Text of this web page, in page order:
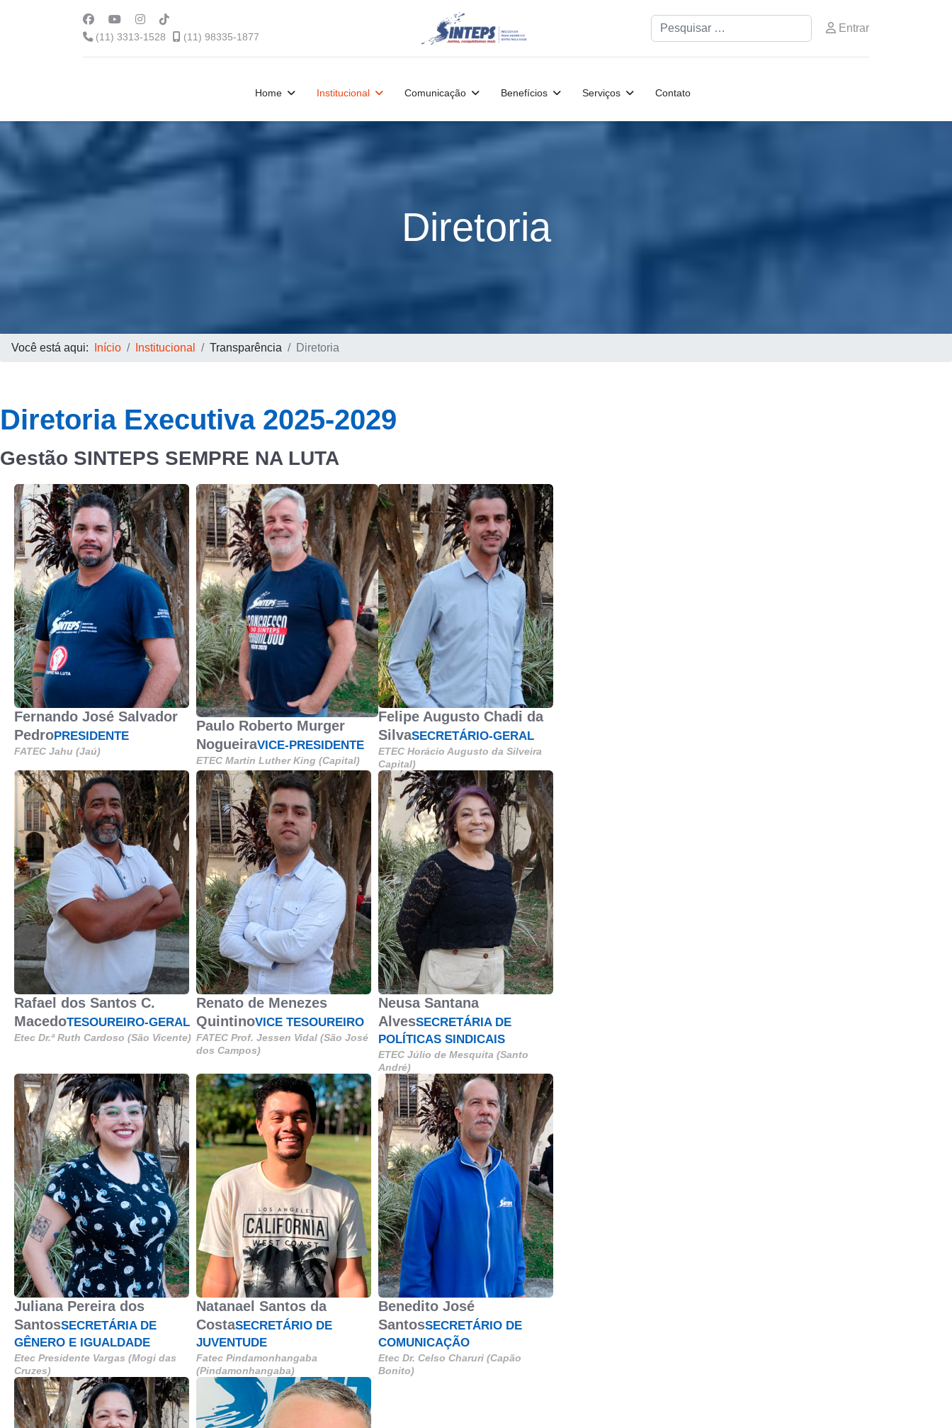
(11) 3313-1528 (11) 98335-1877
Pesquisar Entrar
Home Institucional Comunicação Benefícios Serviços Contato
Diretoria
Você está aqui: Início Institucional Transparência Diretoria
Diretoria Executiva 2025-2029
Gestão SINTEPS SEMPRE NA LUTA
Fernando José Salvador
PedroPRESIDENTE
FATEC Jahu (Jaú)
Paulo Roberto Murger
NogueiraVICE-PRESIDENTE
ETEC Martin Luther King (Capital)
Felipe Augusto Chadi da
SilvaSECRETÁRIO-GERAL
ETEC Horácio Augusto da Silveira
Capital)
Rafael dos Santos C.
MacedoTESOUREIRO-GERAL
Etec Dr.ª Ruth Cardoso (São Vicente)
Renato de Menezes
QuintinoVICE TESOUREIRO
FATEC Prof. Jessen Vidal (São José
dos Campos)
Neusa Santana
AlvesSECRETÁRIA DE
POLÍTICAS SINDICAIS
ETEC Júlio de Mesquita (Santo
André)
Juliana Pereira dos
SantosSECRETÁRIA DE
GÊNERO E IGUALDADE
Etec Presidente Vargas (Mogi das
Cruzes)
Natanael Santos da
CostaSECRETÁRIO DE
JUVENTUDE
Fatec Pindamonhangaba
(Pindamonhangaba)
Benedito José
SantosSECRETÁRIO DE
COMUNICAÇÃO
Etec Dr. Celso Charuri (Capão
Bonito)